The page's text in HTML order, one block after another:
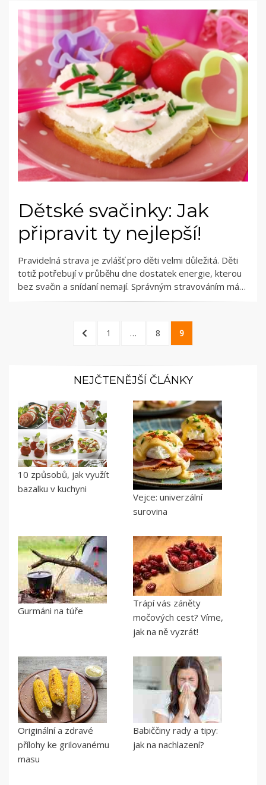
Dětské svačinky: Jak
připravit ty nejlepší!
Pravidelná strava je zvlášť pro děti velmi důležitá. Děti
totiž potřebují v průběhu dne dostatek energie, kterou
bez svačin a snídaní nemají. Správným stravováním má…
StránkováníPREVIOUS
PAGE
1 … PAGE
8 PAGE
9
NEJČTENĚJŠÍ ČLÁNKY
10 způsobů, jak využít
bazalku v kuchyni
Vejce: univerzální
surovina
Gurmáni na túře
Trápí vás záněty
močových cest? Víme,
jak na ně vyzrát!
Originální a zdravé
přílohy ke grilovanému
masu
Babiččiny rady a tipy:
jak na nachlazení?